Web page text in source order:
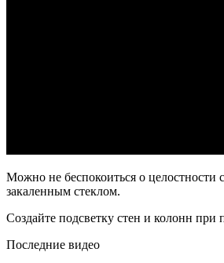
Можно не беспокоиться о целостности
закаленным стеклом.
Создайте подсветку стен и колонн
Последние видео